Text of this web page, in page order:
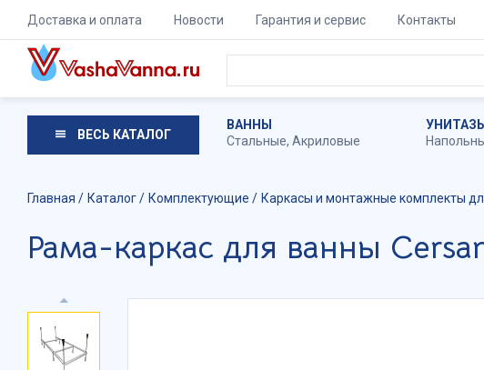
Доставка и оплата Новости Гарантия и сервис Контакты
ВЕСЬ КАТАЛОГ
ВАННЫ
Стальные, Акриловые
УНИТАЗЫ
Главная Каталог Комплектующие Каркасы и монтажные комплекты
Рама-каркас для ванны